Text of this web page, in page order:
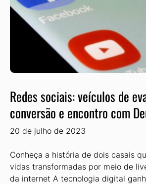
Redes sociais: veículos de
conversão e encontro com
20 de julho de 2023
Conheça a história de dois casais
vidas transformadas por meio de
da internet A tecnologia digital